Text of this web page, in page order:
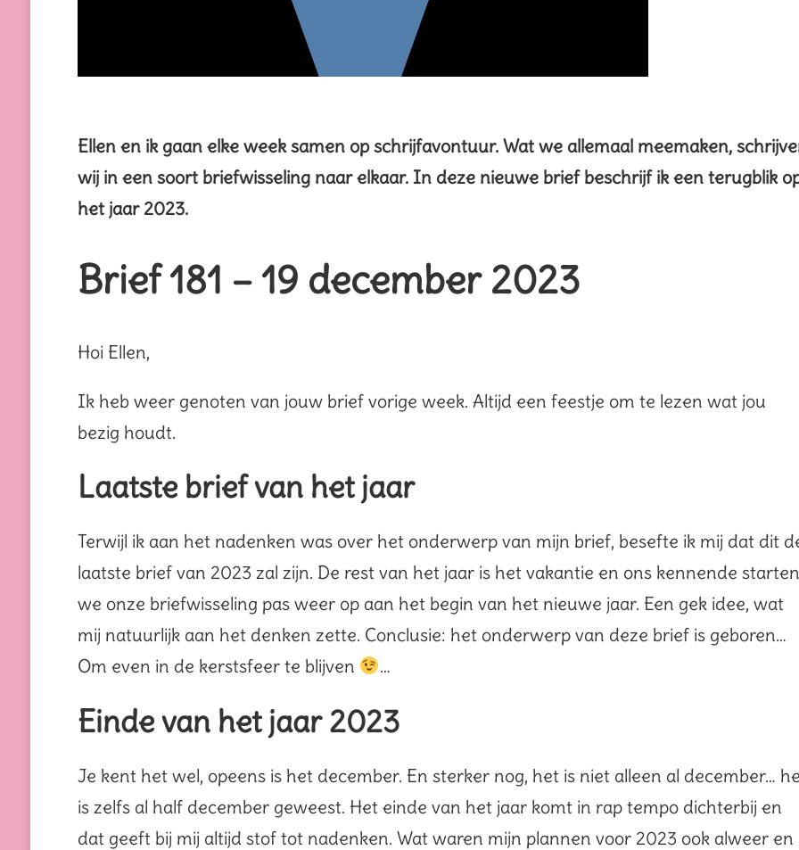
Ellen en ik gaan elke week samen op schrijfavontuur. Wat we allemaal meemaken,
wij in een soort briefwisseling naar elkaar. In deze nieuwe brief beschrijf ik een terugblik
het jaar 2023.
Brief 181 – 19 december 2023
Hoi Ellen,
Ik heb weer genoten van jouw brief vorige week. Altijd een feestje om te lezen wat jou
bezig houdt.
Laatste brief van het jaar
Terwijl ik aan het nadenken was over het onderwerp van mijn brief, besefte ik mij dat dit
laatste brief van 2023 zal zijn. De rest van het jaar is het vakantie en ons kennende starten
we onze briefwisseling pas weer op aan het begin van het nieuwe jaar. Een gek idee, wat
mij natuurlijk aan het denken zette. Conclusie: het onderwerp van deze brief is geboren…
Om even in de kerstsfeer te blijven
…
Einde van het jaar 2023
Je kent het wel, opeens is het december. En sterker nog, het is niet alleen al december…
is zelfs al half december geweest. Het einde van het jaar komt in rap tempo dichterbij en
dat geeft bij mij altijd stof tot nadenken. Wat waren mijn plannen voor 2023 ook alweer en